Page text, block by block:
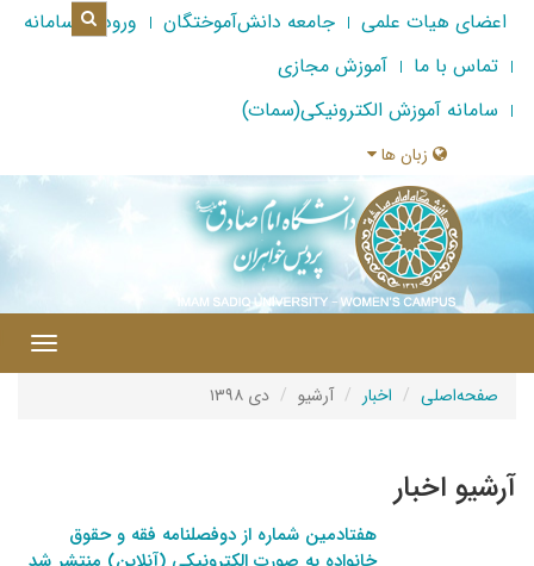
اعضای هیات علمی جامعه دانش‌آموختگان
ورود به سامانه
تماس با ما
آموزش مجازی
سامانه آموزش الکترونیکی(سمات)
زبان ها
صفحه‌اصلی اخبار آرشیو دی ۱۳۹۸
آرشیو اخبار
هفتادمین شماره از دوفصلنامه فقه و حقوق